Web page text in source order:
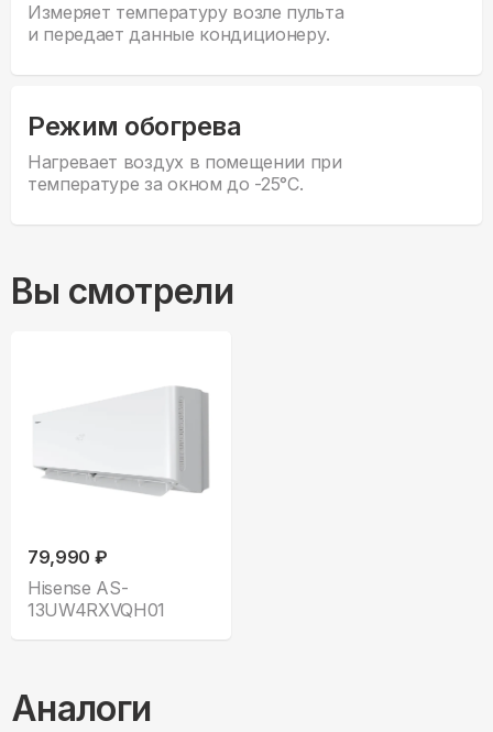
Измеряет температуру возле пульта
и передает данные кондиционеру.
Режим обогрева
Нагревает воздух в помещении при
температуре за окном до -25°С.
Вы смотрели
79,990 ₽
Hisense AS-
13UW4RXVQH01
Аналоги